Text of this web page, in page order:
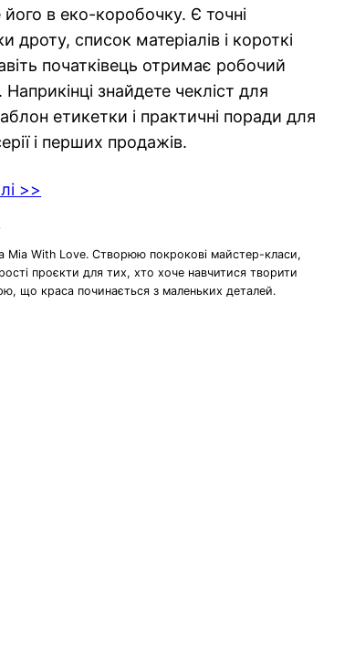
його в еко-коробочку. Є точні
дроту, список матеріалів і короткі
початківець отримає робочий
Наприкінці знайдете чекліст для
етикетки і практичні поради для
і перших продажів.
>>
Mia With Love. Створюю покрокові майстер-класи,
проєкти для тих, хто хоче навчитися творити
що краса починається з маленьких деталей.